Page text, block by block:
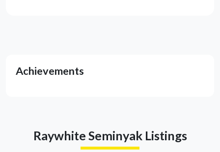
Achievements
Raywhite Seminyak Listings